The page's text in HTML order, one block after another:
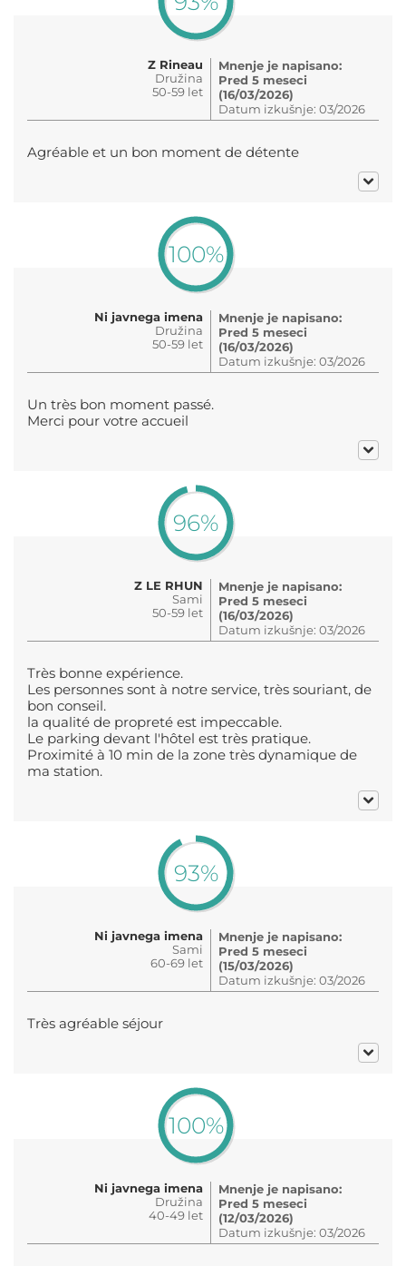
Z Rineau
Družina
50-59 let
Mnenje je napisano:
Pred 5 meseci
(16/03/2026)
Datum izkušnje: 03/2026
Agréable et un bon moment de détente
100%
Ni javnega imena
Družina
50-59 let
Mnenje je napisano:
Pred 5 meseci
(16/03/2026)
Datum izkušnje: 03/2026
Un très bon moment passé.
Merci pour votre accueil
96%
Z LE RHUN
Sami
50-59 let
Mnenje je napisano:
Pred 5 meseci
(16/03/2026)
Datum izkušnje: 03/2026
Très bonne expérience.
Les personnes sont à notre service, très souriant, de
bon conseil.
la qualité de propreté est impeccable.
Le parking devant l'hôtel est très pratique.
Proximité à 10 min de la zone très dynamique de
ma station.
93%
Ni javnega imena
Sami
60-69 let
Mnenje je napisano:
Pred 5 meseci
(15/03/2026)
Datum izkušnje: 03/2026
Très agréable séjour
100%
Ni javnega imena
Družina
40-49 let
Mnenje je napisano:
Pred 5 meseci
(12/03/2026)
Datum izkušnje: 03/2026